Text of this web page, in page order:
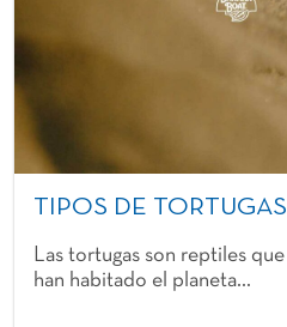
TIPOS DE TORTUGAS
Las tortugas son reptiles que
han habitado el planeta...